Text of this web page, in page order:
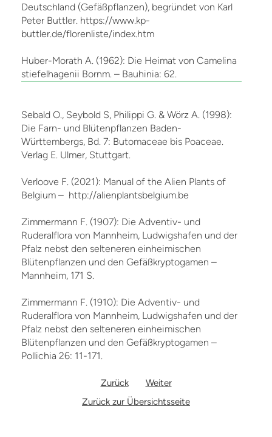
Deutschland (Gefäßpflanzen), begründet von Karl
Peter Buttler. https://www.kp-
buttler.de/florenliste/index.htm
Huber-Morath A. (1962): Die Heimat von Camelina
stiefelhagenii Bornm. – Bauhinia: 62.
Sebald O., Seybold S, Philippi G. & Wörz A. (1998):
Die Farn- und Blütenpflanzen Baden-
Württembergs, Bd. 7: Butomaceae bis Poaceae.
Verlag E. Ulmer, Stuttgart.
Verloove F. (2021): Manual of the Alien Plants of
Belgium – http://alienplantsbelgium.be
Zimmermann F. (1907): Die Adventiv- und
Ruderalflora von Mannheim, Ludwigshafen und der
Pfalz nebst den selteneren einheimischen
Blütenpflanzen und den Gefäßkryptogamen –
Mannheim, 171 S.
Zimmermann F. (1910): Die Adventiv- und
Ruderalflora von Mannheim, Ludwigshafen und der
Pfalz nebst den selteneren einheimischen
Blütenpflanzen und den Gefäßkryptogamen –
Pollichia 26: 11-171.
Zurück
Weiter
Zurück zur Übersichtsseite